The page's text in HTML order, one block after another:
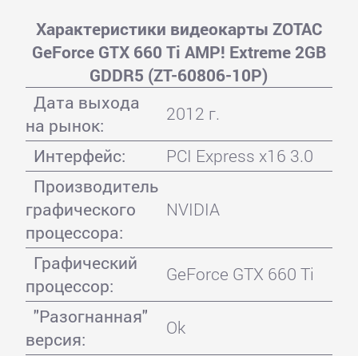
Характеристики видеокарты ZOTAC
GeForce GTX 660 Ti AMP! Extreme 2GB
GDDR5 (ZT-60806-10P)
Дата выхода
на рынок:
2012 г.
Интерфейс:
PCI Express x16 3.0
Производитель
графического
процессора:
NVIDIA
Графический
процессор:
GeForce GTX 660 Ti
"Разогнанная"
версия:
Ok